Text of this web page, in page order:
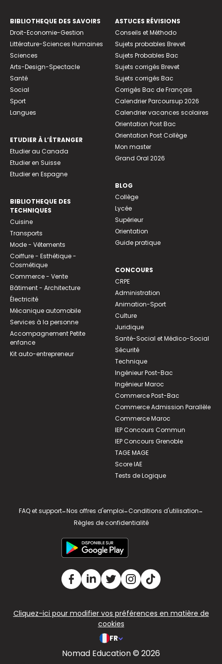
BIBLIOTHEQUE DES SAVOIRS
Droit-Economie-Gestion
Littérature-Sciences Humaines
Sciences
Arts-Design-Spectacle
Santé
Social
Sport
Langues
ETUDIER À L’ÉTRANGER
Etudier au Canada
Etudier en Suisse
Etudier en Espagne
BIBLIOTHEQUE DES
TECHNIQUES
Cuisine
Transports
Mode - Vêtements
Coiffure - Esthétique -
Cosmétique
Commerce - Vente
Bâtiment - Architecture
Électricité
Mécanique automobile
Services à la personne
Accompagnement Petite
enfance
Kit auto-entrepreneur
ASTUCES RÉVISIONS
Conseils et Méthodo
Sujets probables Brevet
Sujets Probables Bac
Sujets corrigés Brevet
Sujets corrigés Bac
Corrigés Bac de Français
Calendrier Parcoursup 2026
Calendrier vacances scolaires
Orientation Post Bac
Orientation Post Collège
Mon master
Grand Oral 2026
BLOG
Collège
Lycée
Supérieur
Orientation
Guide pratique
CONCOURS
CRPE
Administration
Animation-Sport
Culture
Juridique
Santé-Social et Médico-Social
Sécurité
Technique
Ingénieur Post-Bac
Ingénieur Maroc
Commerce Post-Bac
Commerce Admission Parallèle
Commerce Maroc
IEP Concours Commun
IEP Concours Grenoble
TAGE MAGE
Score IAE
Tests de Logique
FAQ et support-Nos offres d'emploi-Conditions d'utilisation-
Règles de confidentialité
Cliquez-ici pour modifier vos préférences en matière de
cookies
FR
Nomad Education © 2026